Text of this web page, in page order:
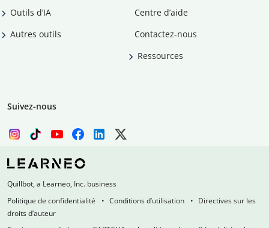
Outils d’IA
Autres outils
Centre d’aide
Contactez-nous
Ressources
Suivez-nous
Quillbot, a Learneo, Inc. business
Politique de confidentialité
Conditions d’utilisation
Directives sur les
droits d’auteur